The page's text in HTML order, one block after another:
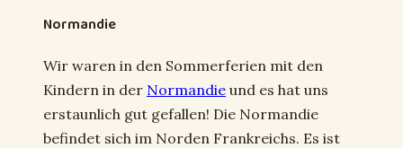
Normandie
Wir waren in den Sommerferien mit den
Kindern in der Normandie und es hat uns
erstaunlich gut gefallen! Die Normandie
befindet sich im Norden Frankreichs. Es ist